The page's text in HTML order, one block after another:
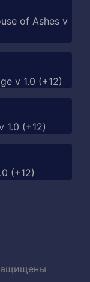
of Ashes v
v 1.0 (+12)
1.0 (+12)
(+12)